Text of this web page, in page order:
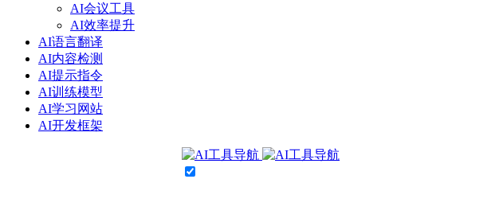
AI会议工具
AI效率提升
AI语言翻译
AI内容检测
AI提示指令
AI训练模型
AI学习网站
AI开发框架